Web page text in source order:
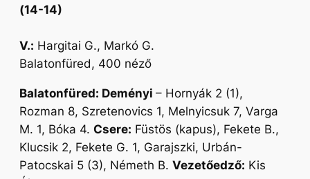
(14-14)
V.: Hargitai G., Markó G.
Balatonfüred, 400 néző
Balatonfüred: Deményi – Hornyák 2 (1),
Rozman 8, Szretenovics 1, Melnyicsuk 7, Varga
M. 1, Bóka 4. Csere: Füstös (kapus), Fekete B.,
Klucsik 2, Fekete G. 1, Garajszki, Urbán-
Patocskai 5 (3), Németh B. Vezetőedző: Kis